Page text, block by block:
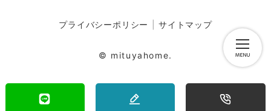
プライバシーポリシー サイトマップ
© mituyahome.